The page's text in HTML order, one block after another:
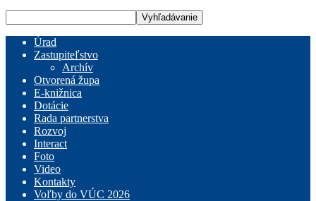
Úrad
Zastupiteľstvo
Archív
Otvorená župa
E-knižnica
Dotácie
Rada partnerstva
Rozvoj
Interact
Foto
Video
Kontakty
Voľby do VÚC 2026